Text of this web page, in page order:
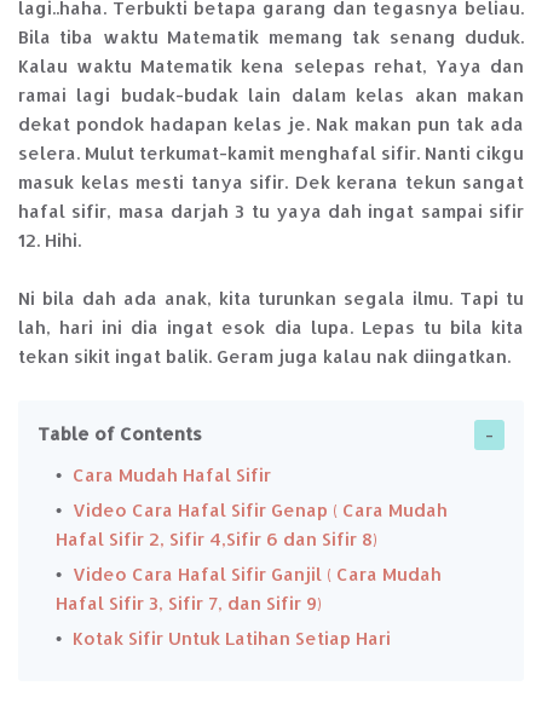
lagi..haha. Terbukti betapa garang dan tegasnya beliau.
Bila tiba waktu Matematik memang tak senang duduk.
Kalau waktu Matematik kena selepas rehat, Yaya dan
ramai lagi budak-budak lain dalam kelas akan makan
dekat pondok hadapan kelas je. Nak makan pun tak ada
selera. Mulut terkumat-kamit menghafal sifir. Nanti cikgu
masuk kelas mesti tanya sifir. Dek kerana tekun sangat
hafal sifir, masa darjah 3 tu yaya dah ingat sampai sifir
12. Hihi.
Ni bila dah ada anak, kita turunkan segala ilmu. Tapi tu
lah, hari ini dia ingat esok dia lupa. Lepas tu bila kita
tekan sikit ingat balik. Geram juga kalau nak diingatkan.
Table of Contents
Cara Mudah Hafal Sifir
Video Cara Hafal Sifir Genap ( Cara Mudah
Hafal Sifir 2, Sifir 4,Sifir 6 dan Sifir 8)
Video Cara Hafal Sifir Ganjil ( Cara Mudah
Hafal Sifir 3, Sifir 7, dan Sifir 9)
Kotak Sifir Untuk Latihan Setiap Hari